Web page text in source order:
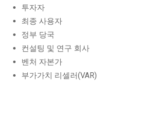
투자자
최종 사용자
정부 당국
컨설팅 및 연구 회사
벤처 자본가
부가가치 리셀러(VAR)